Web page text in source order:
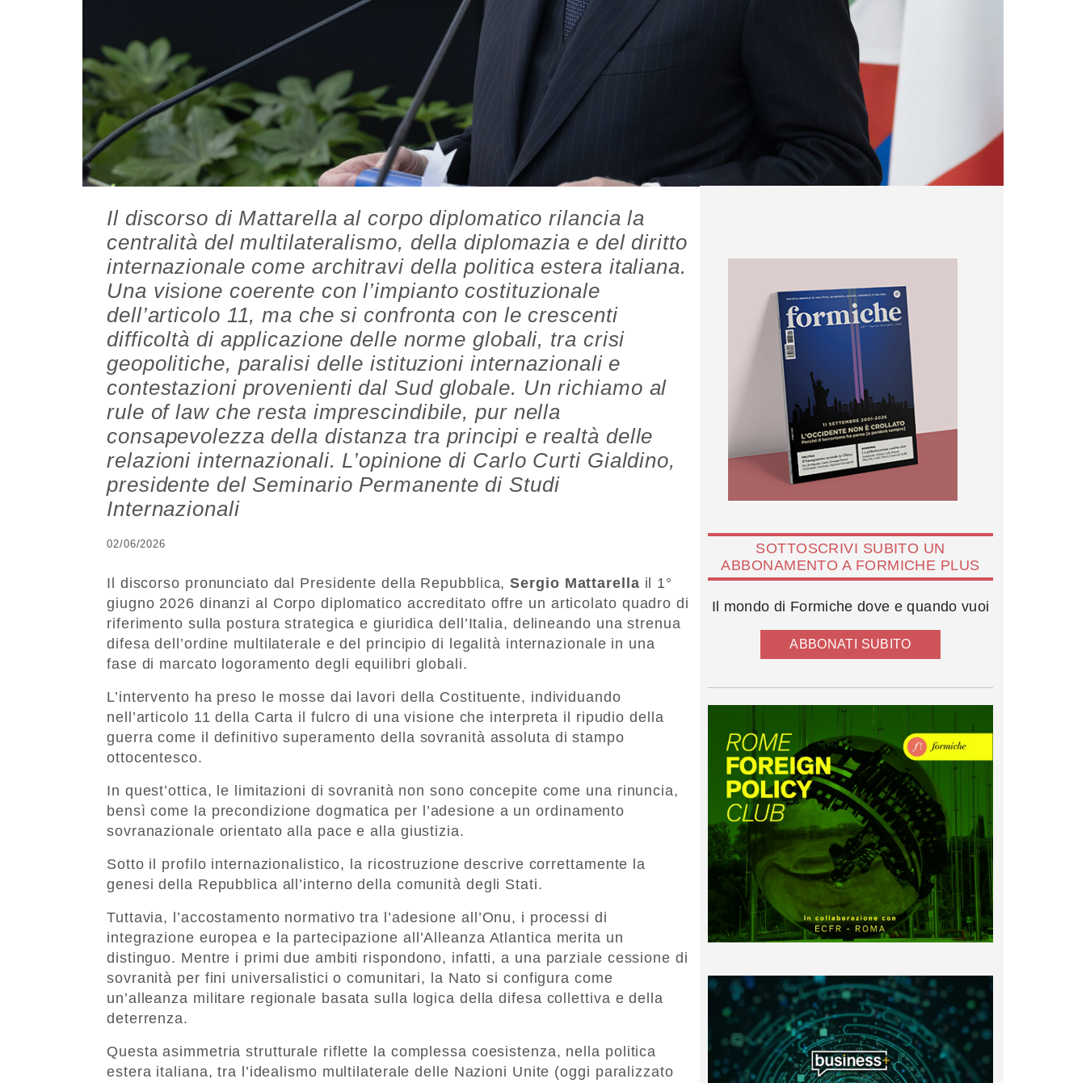
Il discorso di Mattarella al corpo diplomatico rilancia la
centralità del multilateralismo, della diplomazia e del diritto
internazionale come architravi della politica estera italiana.
Una visione coerente con l’impianto costituzionale
dell’articolo 11, ma che si confronta con le crescenti
difficoltà di applicazione delle norme globali, tra crisi
geopolitiche, paralisi delle istituzioni internazionali e
contestazioni provenienti dal Sud globale. Un richiamo al
rule of law che resta imprescindibile, pur nella
consapevolezza della distanza tra principi e realtà delle
relazioni internazionali. L’opinione di Carlo Curti Gialdino,
presidente del Seminario Permanente di Studi
Internazionali
02/06/2026
Il discorso pronunciato dal Presidente della Repubblica,Sergio Mattarella il 1°
giugno 2026 dinanzi al Corpo diplomatico accreditato offre un articolato quadro di
riferimento sulla postura strategica e giuridica dell’Italia, delineando una strenua
difesa dell’ordine multilaterale e del principio di legalità internazionale in una
fase di marcato logoramento degli equilibri globali.
L’intervento ha preso le mosse dai lavori della Costituente, individuando
nell’articolo 11 della Carta il fulcro di una visione che interpreta il ripudio della
guerra come il definitivo superamento della sovranità assoluta di stampo
ottocentesco.
In quest’ottica, le limitazioni di sovranità non sono concepite come una rinuncia,
bensì come la precondizione dogmatica per l’adesione a un ordinamento
sovranazionale orientato alla pace e alla giustizia.
Sotto il profilo internazionalistico, la ricostruzione descrive correttamente la
genesi della Repubblica all’interno della comunità degli Stati.
Tuttavia, l’accostamento normativo tra l’adesione all’Onu, i processi di
integrazione europea e la partecipazione all’Alleanza Atlantica merita un
distinguo. Mentre i primi due ambiti rispondono, infatti, a una parziale cessione di
sovranità per fini universalistici o comunitari, la Nato si configura come
un’alleanza militare regionale basata sulla logica della difesa collettiva e della
deterrenza.
Questa asimmetria strutturale riflette la complessa coesistenza, nella politica
estera italiana, tra l’idealismo multilaterale delle Nazioni Unite (oggi paralizzato
SOTTOSCRIVI SUBITO UN
ABBONAMENTO A FORMICHE PLUS
Il mondo di Formiche dove e quando vuoi
ABBONATI SUBITO